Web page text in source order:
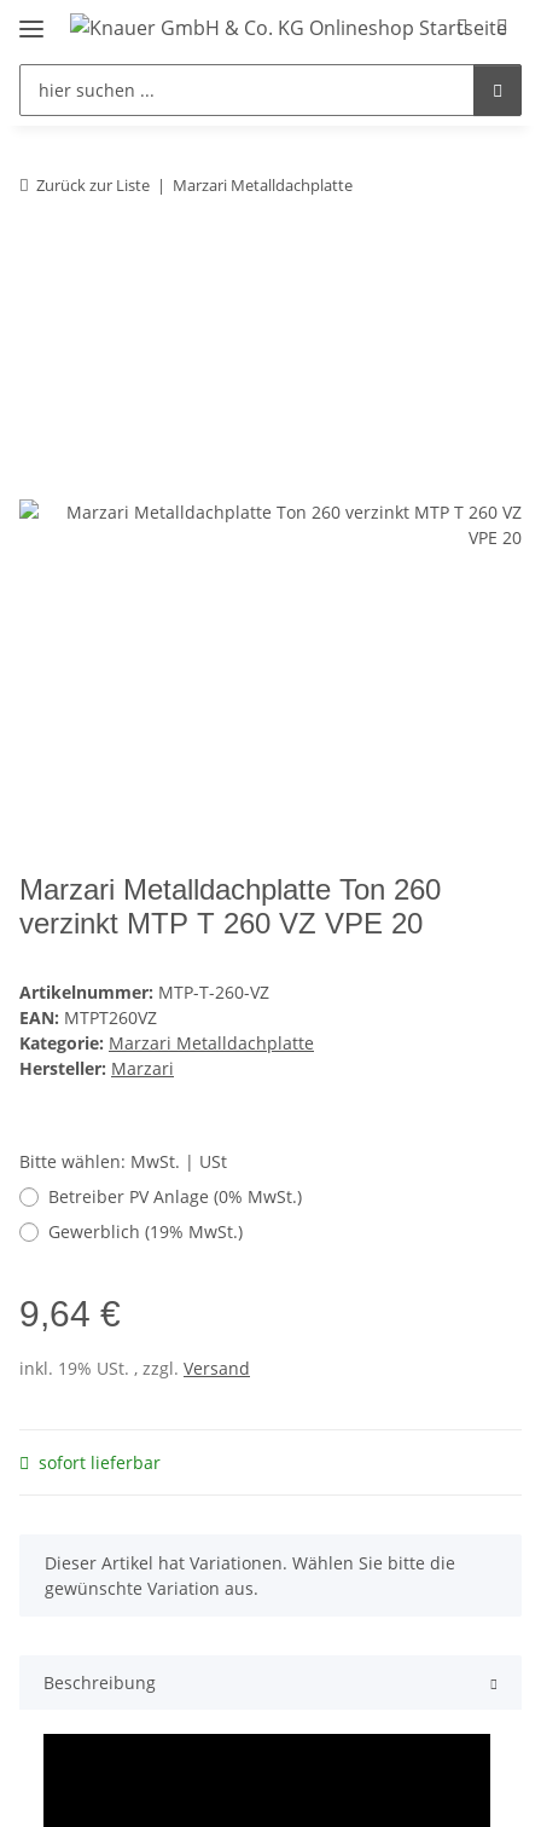
Zurück zur Liste Marzari Metalldachplatte
Marzari Metalldachplatte Ton 260
verzinkt MTP T 260 VZ VPE 20
Artikelnummer: MTP-T-260-VZ
EAN: MTPT260VZ
Kategorie: Marzari Metalldachplatte
Hersteller: Marzari
Bitte wählen: MwSt. | USt
Betreiber PV Anlage (0% MwSt.)
Gewerblich (19% MwSt.)
9,64 €
inkl. 19% USt. , zzgl. Versand
sofort lieferbar
x
Dieser Artikel hat Variationen. Wählen Sie bitte die
gewünschte Variation aus.
Beschreibung